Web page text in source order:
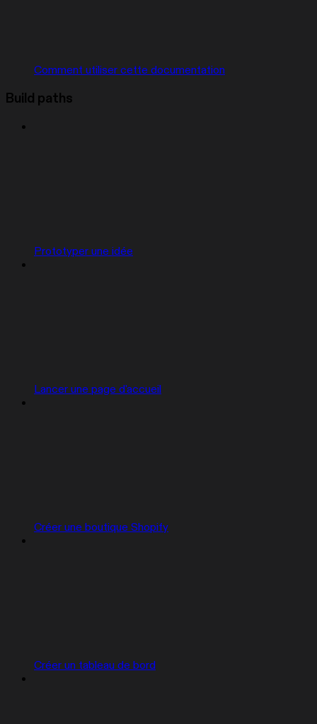
Comment utiliser cette documentation
Build paths
Prototyper une idée
Lancer une page d'accueil
Créer une boutique Shopify
Créer un tableau de bord